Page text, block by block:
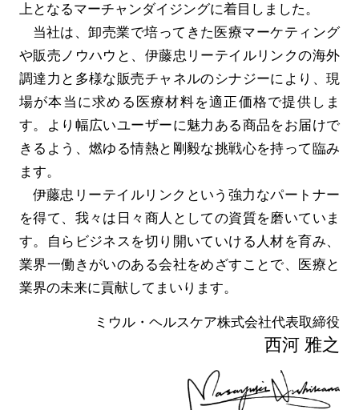
上となるマーチャンダイジングに着目しました。
当社は、卸売業で培ってきた医療マーケティング
や販売ノウハウと、伊藤忠リーテイルリンクの海外
調達力と多様な販売チャネルのシナジーにより、現
場が本当に求める医療材料を適正価格で提供しま
す。より幅広いユーザーに魅力ある商品をお届けで
きるよう、燃ゆる情熱と剛毅な挑戦心を持って臨み
ます。
伊藤忠リーテイルリンクという強力なパートナー
を得て、我々は日々商人としての資質を磨いていま
す。自らビジネスを切り開いていける人材を育み、
業界一働きがいのある会社をめざすことで、医療と
業界の未来に貢献してまいります。
ミウル・ヘルスケア株式会社代表取締役
西河 雅之